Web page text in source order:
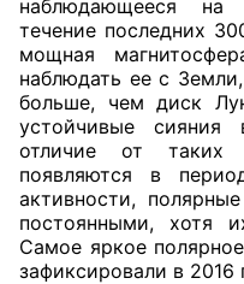
наблюдающееся
течение последних
мощная
наблюдать ее с
больше, чем диск
устойчивые
отличие от
появляются в
активности,
постоянными, хотя
Самое яркое
зафиксировали в 2016